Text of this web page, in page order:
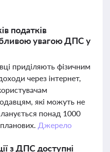
податків
увагою ДПС у
приділяють фізичним
через інтернет,
які можуть не
понад 1000
Джерело
з ДПС доступні